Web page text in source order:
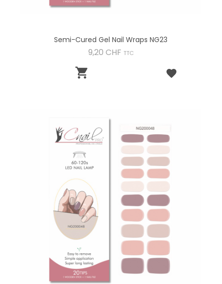
Semi-Cured Gel Nail Wraps NG23
9,20 CHF Preis
TTC
